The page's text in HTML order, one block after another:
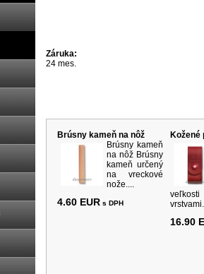
Záruka:
24 mes.
Brúsny kameň na nôž
Brúsny kameň
na nôž Brúsny
kameň určený
na vreckové
nože....
4.60 EUR s DPH
Kožené
16.90